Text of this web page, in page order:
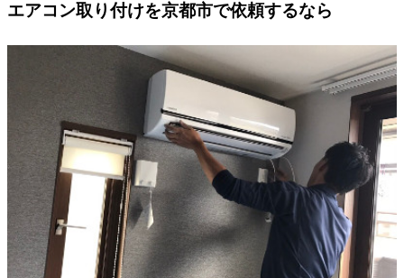
エアコン取り付けを京都市で依頼するなら